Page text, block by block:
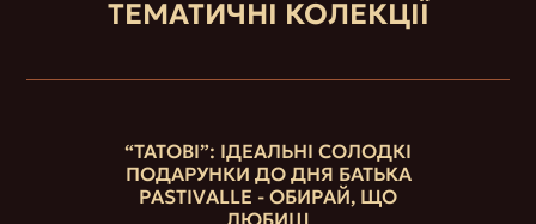
ТЕМАТИЧНІ КОЛЕКЦІЇ
“ТАТОВІ”: ІДЕАЛЬНІ СОЛОДКІ
ПОДАРУНКИ ДО ДНЯ БАТЬКА
PASTIVALLE - ОБИРАЙ, ЩО
ЛЮБИШ